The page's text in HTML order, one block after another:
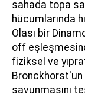
sahada topa
hücumlarında
Olası bir
off
fiziksel ve
Bronckhorst'un
savunmasını